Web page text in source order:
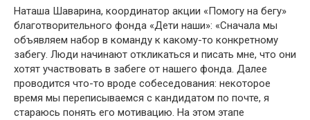
Наташа Шаварина, координатор акции «Помогу на бегу»
благотворительного фонда «Дети наши»: «Сначала мы
объявляем набор в команду к какому-то конкретному
забегу. Люди начинают откликаться и писать мне, что они
хотят участвовать в забеге от нашего фонда. Далее
проводится что-то вроде собеседования: некоторое
время мы переписываемся с кандидатом по почте, я
стараюсь понять его мотивацию. На этом этапе